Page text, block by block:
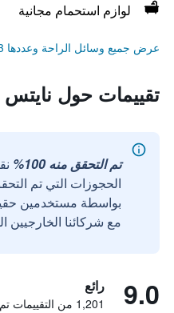
لوازم استحمام مجانية
عرض جميع وسائل الراحة وعددها 73
تقييمات حول
تم التحقق منه 100%
الحجوزات التي تم
مع شركائنا الخارجيين
9.0 رائع
1,201 من التقييمات تم التحقق منها